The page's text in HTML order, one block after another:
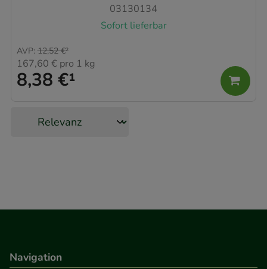
03130134
Sofort lieferbar
8,38 €¹
AVP: 12,52 €²
167,60 € pro 1 kg
Navigation